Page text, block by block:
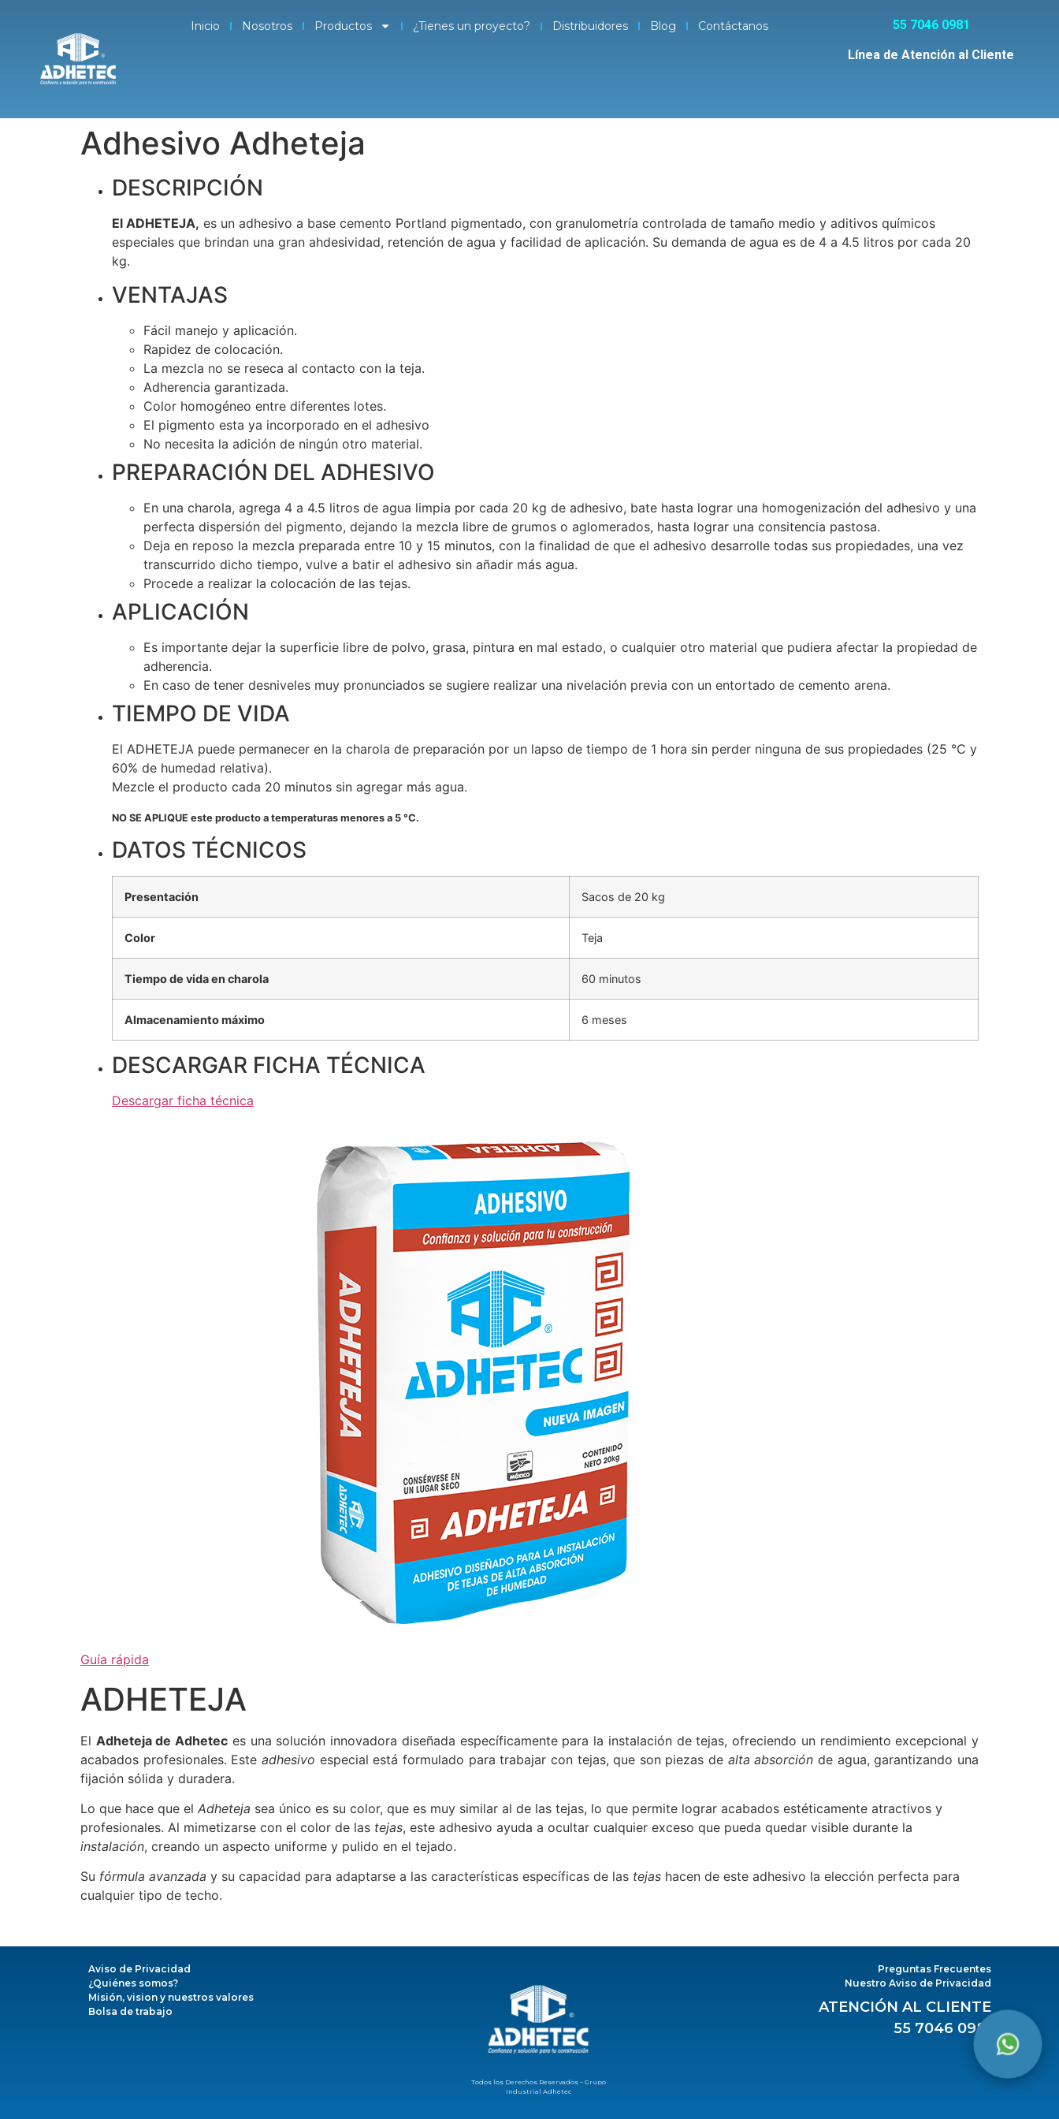
Inicio Nosotros Productos ¿Tienes un proyecto? Distribuidores Blog Contáctanos 55 7046 0981
Línea de Atención al Cliente
Adhesivo Adheteja
DESCRIPCIÓN
El ADHETEJA, es un adhesivo a base cemento Portland pigmentado, con granulometría controlada de tamaño medio y aditivos químicos
especiales que brindan una gran ahdesividad, retención de agua y facilidad de aplicación. Su demanda de agua es de 4 a 4.5 litros por cada 20
kg.
VENTAJAS
Fácil manejo y aplicación.
Rapidez de colocación.
La mezcla no se reseca al contacto con la teja.
Adherencia garantizada.
Color homogéneo entre diferentes lotes.
El pigmento esta ya incorporado en el adhesivo
No necesita la adición de ningún otro material.
PREPARACIÓN DEL ADHESIVO
En una charola, agrega 4 a 4.5 litros de agua limpia por cada 20 kg de adhesivo, bate hasta lograr una homogenización del adhesivo y una
perfecta dispersión del pigmento, dejando la mezcla libre de grumos o aglomerados, hasta lograr una consitencia pastosa.
Deja en reposo la mezcla preparada entre 10 y 15 minutos, con la finalidad de que el adhesivo desarrolle todas sus propiedades, una vez
transcurrido dicho tiempo, vulve a batir el adhesivo sin añadir más agua.
Procede a realizar la colocación de las tejas.
APLICACIÓN
Es importante dejar la superficie libre de polvo, grasa, pintura en mal estado, o cualquier otro material que pudiera afectar la propiedad de
adherencia.
En caso de tener desniveles muy pronunciados se sugiere realizar una nivelación previa con un entortado de cemento arena.
TIEMPO DE VIDA
El ADHETEJA puede permanecer en la charola de preparación por un lapso de tiempo de 1 hora sin perder ninguna de sus propiedades (25 °C y
60% de humedad relativa).
Mezcle el producto cada 20 minutos sin agregar más agua.
NO SE APLIQUE este producto a temperaturas menores a 5 °C.
DATOS TÉCNICOS
Presentación Sacos de 20 kg
Color Teja
Tiempo de vida en charola 60 minutos
Almacenamiento máximo 6 meses
DESCARGAR FICHA TÉCNICA
Descargar ficha técnica
Guía rápida
ADHETEJA
El Adheteja de Adhetec es una solución innovadora diseñada específicamente para la instalación de tejas, ofreciendo un rendimiento excepcional y
acabados profesionales. Este adhesivo especial está formulado para trabajar con tejas, que son piezas de alta absorción de agua, garantizando una
fijación sólida y duradera.
Lo que hace que el Adheteja sea único es su color, que es muy similar al de las tejas, lo que permite lograr acabados estéticamente atractivos y
profesionales. Al mimetizarse con el color de las tejas, este adhesivo ayuda a ocultar cualquier exceso que pueda quedar visible durante la
instalación, creando un aspecto uniforme y pulido en el tejado.
Su fórmula avanzada y su capacidad para adaptarse a las características específicas de las tejas hacen de este adhesivo la elección perfecta para
cualquier tipo de techo.
Aviso de Privacidad
¿Quiénes somos?
Misión, vision y nuestros valores
Bolsa de trabajo
Todos los Derechos Reservados – Grupo
Industrial Adhetec
Preguntas Frecuentes
Nuestro Aviso de Privacidad
ATENCIÓN AL CLIENTE
55 7046 0981